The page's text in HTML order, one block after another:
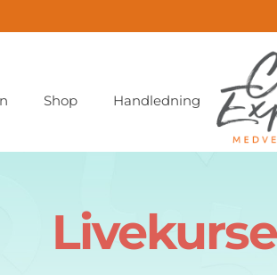
Shop Handledning